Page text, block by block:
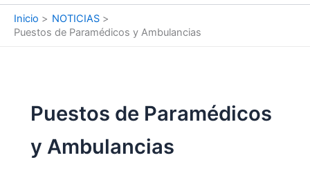
Inicio
NOTICIAS
Puestos de Paramédicos y Ambulancias
Puestos de Paramédicos
y Ambulancias